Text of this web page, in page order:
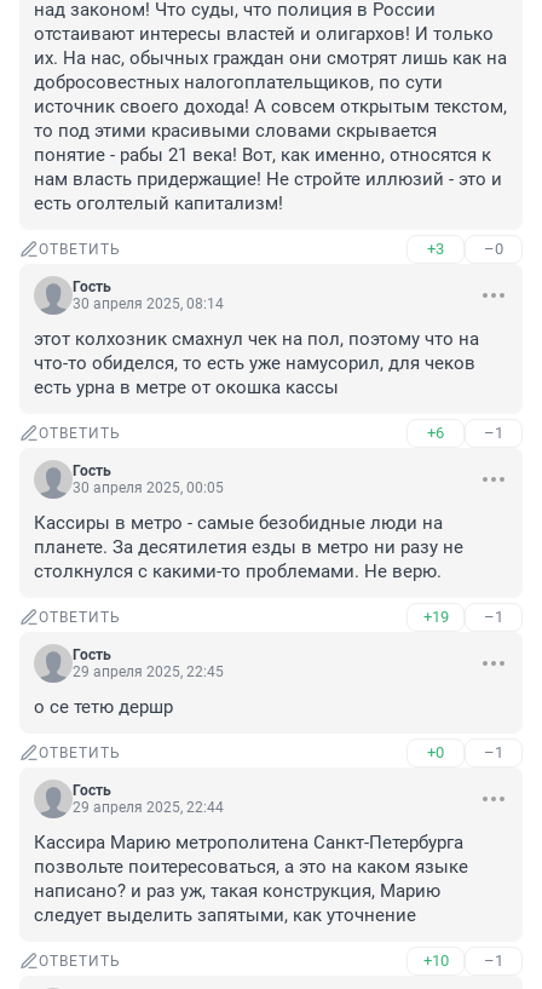
над законом! Что суды, что полиция в России
отстаивают интересы властей и олигархов! И только
их. На нас, обычных граждан они смотрят лишь как на
добросовестных налогоплательщиков, по сути
источник своего дохода! А совсем открытым текстом,
то под этими красивыми словами скрывается
понятие - рабы 21 века! Вот, как именно, относятся к
нам власть придержащие! Не стройте иллюзий - это и
есть оголтелый капитализм!
ОТВЕТИТЬ +3 –0
Гость
30 апреля 2025, 08:14
этот колхозник смахнул чек на пол, поэтому что на
что-то обиделся, то есть уже намусорил, для чеков
есть урна в метре от окошка кассы
ОТВЕТИТЬ +6 –1
Гость
30 апреля 2025, 00:05
Кассиры в метро - самые безобидные люди на
планете. За десятилетия езды в метро ни разу не
столкнулся с какими-то проблемами. Не верю.
ОТВЕТИТЬ +19 –1
Гость
29 апреля 2025, 22:45
о се тетю дершр
ОТВЕТИТЬ +0 –1
Гость
29 апреля 2025, 22:44
Кассира Марию метрополитена Санкт-Петербурга
позвольте поитересоваться, а это на каком языке
написано? и раз уж, такая конструкция, Марию
следует выделить запятыми, как уточнение
ОТВЕТИТЬ +10 –1